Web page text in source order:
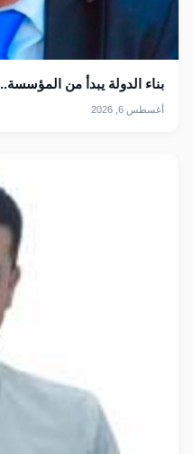
بناء الدولة يبدأ من المؤسسة..
أغسطس 6, 2026